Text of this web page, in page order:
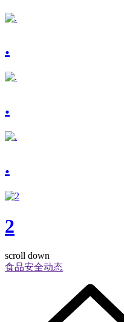
.
.
.
2
scroll down
食品安全动态